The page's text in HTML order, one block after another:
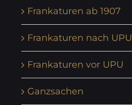
Frankaturen ab 1907
Frankaturen nach UPU
Frankaturen vor UPU
Ganzsachen